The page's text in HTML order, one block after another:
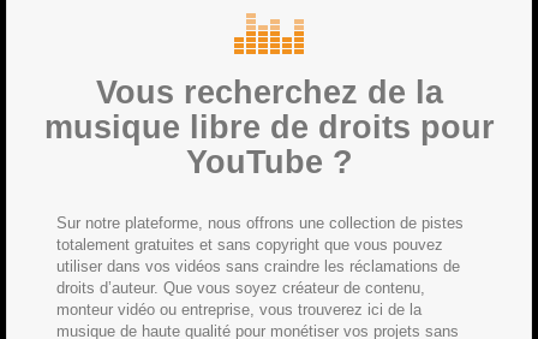
Vous recherchez de la
musique libre de droits pour
YouTube ?
Sur notre plateforme, nous offrons une collection de pistes
totalement gratuites et sans copyright que vous pouvez
utiliser dans vos vidéos sans craindre les réclamations de
droits d’auteur. Que vous soyez créateur de contenu,
monteur vidéo ou entreprise, vous trouverez ici de la
musique de haute qualité pour monétiser vos projets sans